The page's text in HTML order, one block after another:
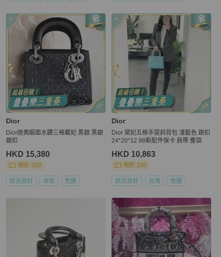
Dior
Dior迪奧緞面水鑽三格戴妃 黑銀 黑銀
銀扣
HKD 15,380
現折 200
狀況良好 本地 免運
Dior
Dior 黛妃五格手提斜背包 淺藍色 銀扣
24*20*12 98新配件保卡 肩帶 塵袋
HKD 10,863
現折 200
狀況良好 台灣 免運